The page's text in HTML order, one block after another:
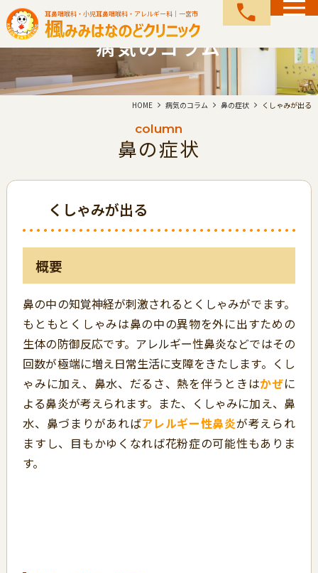
耳鼻咽喉科・小児耳鼻咽喉科・アレルギー科｜一宮市 call
病気のコラム
HOME 病気のコラム 鼻の症状 くしゃみが出る
column
鼻の症状
くしゃみが出る
概要
鼻の中の知覚神経が刺激されるとくしゃみがでます。
もともとくしゃみは鼻の中の異物を外に出すための
生体の防御反応です。アレルギー性鼻炎などではその
回数が極端に増え日常生活に支障をきたします。くし
ゃみに加え、鼻水、だるさ、熱を伴うときはかぜに
よる鼻炎が考えられます。また、くしゃみに加え、鼻
水、鼻づまりがあればアレルギー性鼻炎が考えられ
ますし、目もかゆくなれば花粉症の可能性もありま
す。